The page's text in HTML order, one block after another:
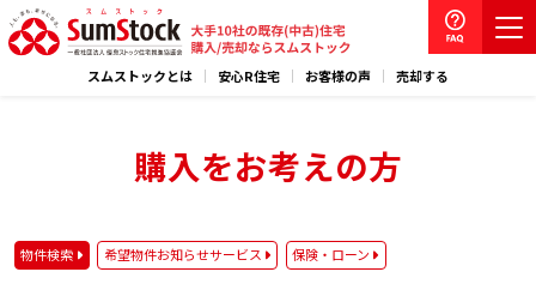
スムストックとは 安心R住宅 お客様の声 売却する
購入をお考えの方
物件検索 希望物件お知らせサービス 保険・ローン